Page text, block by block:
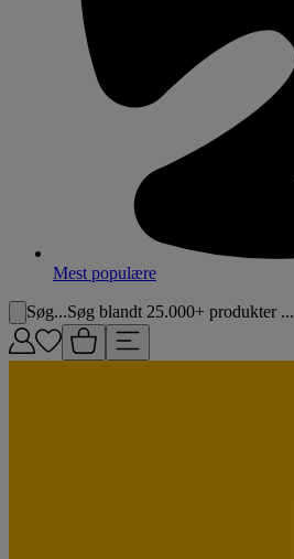
Mest populære
Søg...Søg blandt 25.000+ produkter ...